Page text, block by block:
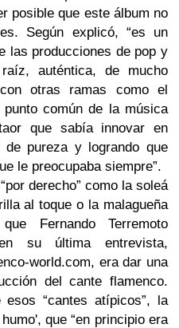
posible que este álbum no
Según explicó, “es un
las producciones de pop y
auténtica, de mucho
otras ramas como el
común de la música
que sabía innovar en
pureza y logrando que
le preocupaba siempre”.
derecho” como la soleá
al toque o la malagueña
Fernando Terremoto
su última entrevista,
world.com, era dar una
del cante flamenco.
“cantes atípicos”, la
que “en principio era